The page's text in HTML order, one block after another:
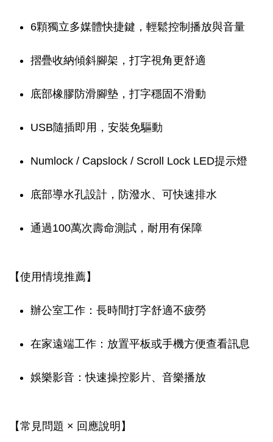
6顆獨立多媒體快捷鍵，輕鬆控制播放與音量
摺疊收納傾斜腳架，打字視角更舒適
底部橡膠防滑腳墊，打字穩固不滑動
USB隨插即用，安裝免驅動
Numlock / Capslock / Scroll Lock LED提示燈
底部導水孔設計，防潑水、可快速排水
通過100萬次壽命測試，耐用有保障
【使用情境推薦】
辦公室工作：長時間打字舒適不疲勞
在家遠端工作：放置平板或手機方便查看訊息
娛樂影音：快速操控影片、音樂播放
【常見問題 × 回應說明】